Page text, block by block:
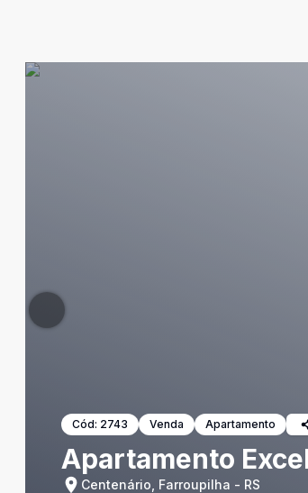
Cód: 2743 Venda Apartamento
Apartamento
Centenário, Farroupilha - RS